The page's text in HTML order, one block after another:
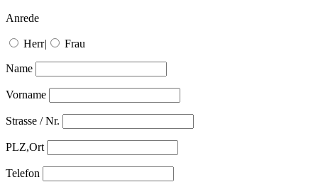
Anrede
Herr| Frau
Name
Vorname
Strasse / Nr.
PLZ,Ort
Telefon